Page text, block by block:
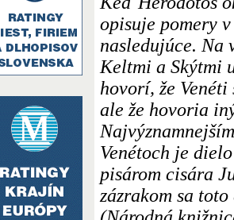
opisuje pomery
nasledujúce. Na
Keltmi a Skýtmi
hovorí, že
ale že hovoria
Venétoch je
pisárom cisára
zázrakom sa